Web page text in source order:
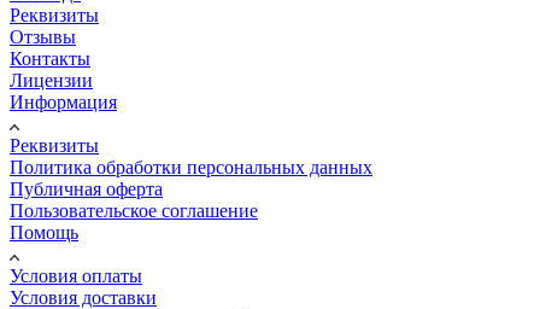
Реквизиты
Отзывы
Контакты
Лицензии
Информация
Реквизиты
Политика обработки персональных данных
Публичная оферта
Пользовательское соглашение
Помощь
Условия оплаты
Условия доставки